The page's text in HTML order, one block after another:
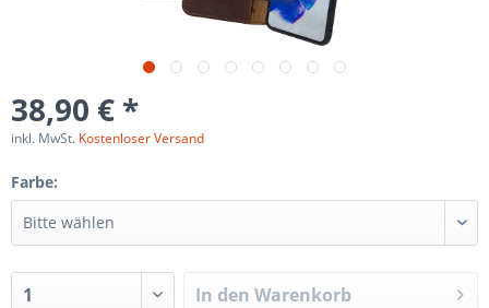
38,90 € *
inkl. MwSt. Kostenloser Versand
Farbe:
In den Warenkorb